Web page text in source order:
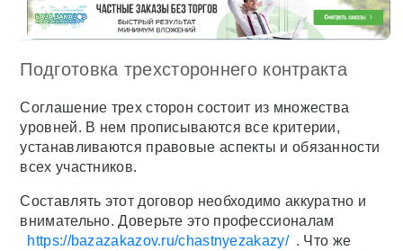
Подготовка трехстороннего контракта
Соглашение трех сторон состоит из множества
уровней. В нем прописываются все критерии,
устанавливаются правовые аспекты и обязанности
всех участников.
Составлять этот договор необходимо аккуратно и
внимательно. Доверьте это профессионалам
https://bazazakazov.ru/chastnyezakazy/ . Что же